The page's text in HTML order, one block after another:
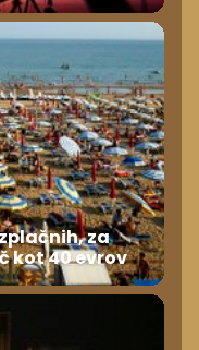
za
kot 40 evrov